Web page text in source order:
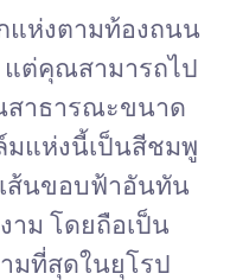
แห่งตามท้องถนน
แต่คุณสามารถไป
สาธารณะขนาด
มแห่งนี้เป็นสีชมพู
ส้นขอบฟ้าอันทัน
าม โดยถือเป็น
มที่สุดในยุโรป